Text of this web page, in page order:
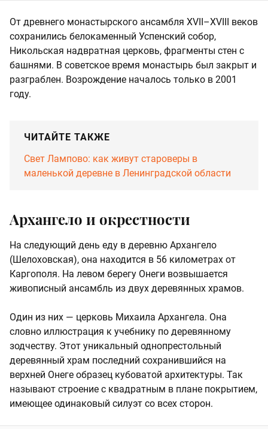
От древнего монастырского ансамбля XVII–XVIII веков
сохранились белокаменный Успенский собор,
Никольская надвратная церковь, фрагменты стен с
башнями. В советское время монастырь был закрыт и
разграблен. Возрождение началось только в 2001
году.
ЧИТАЙТЕ ТАКЖЕ
Свет Лампово: как живут староверы в
маленькой деревне в Ленинградской области
Архангело и окрестности
На следующий день еду в деревню Архангело
(Шелоховская), она находится в 56 километрах от
Каргополя. На левом берегу Онеги возвышается
живописный ансамбль из двух деревянных храмов.
Один из них — церковь Михаила Архангела. Она
словно иллюстрация к учебнику по деревянному
зодчеству. Этот уникальный однопрестольный
деревянный храм последний сохранившийся на
верхней Онеге образец кубоватой архитектуры. Так
называют строение с квадратным в плане покрытием,
имеющее одинаковый силуэт со всех сторон.